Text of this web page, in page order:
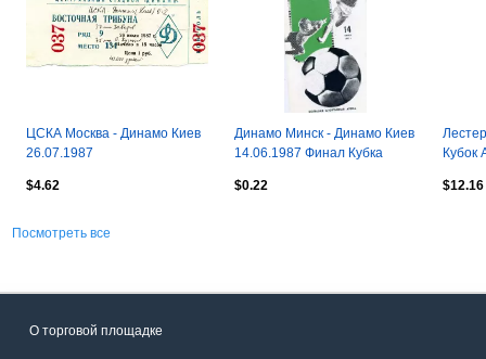
ЦСКА Москва - Динамо Киев
26.07.1987
$4.62
Динамо Минск - Динамо Киев
14.06.1987 Финал Кубка
$0.22
Кубок
$12.16
Посмотреть все
О торговой площадке